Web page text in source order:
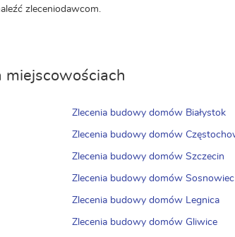
zleceniodawcom.
Zlecenia budowy domów Białystok
Zlecenia budowy domów
Zlecenia budowy domów Szczecin
Zlecenia budowy domów Sosnowiec
Zlecenia budowy domów Legnica
Zlecenia budowy domów Gliwice